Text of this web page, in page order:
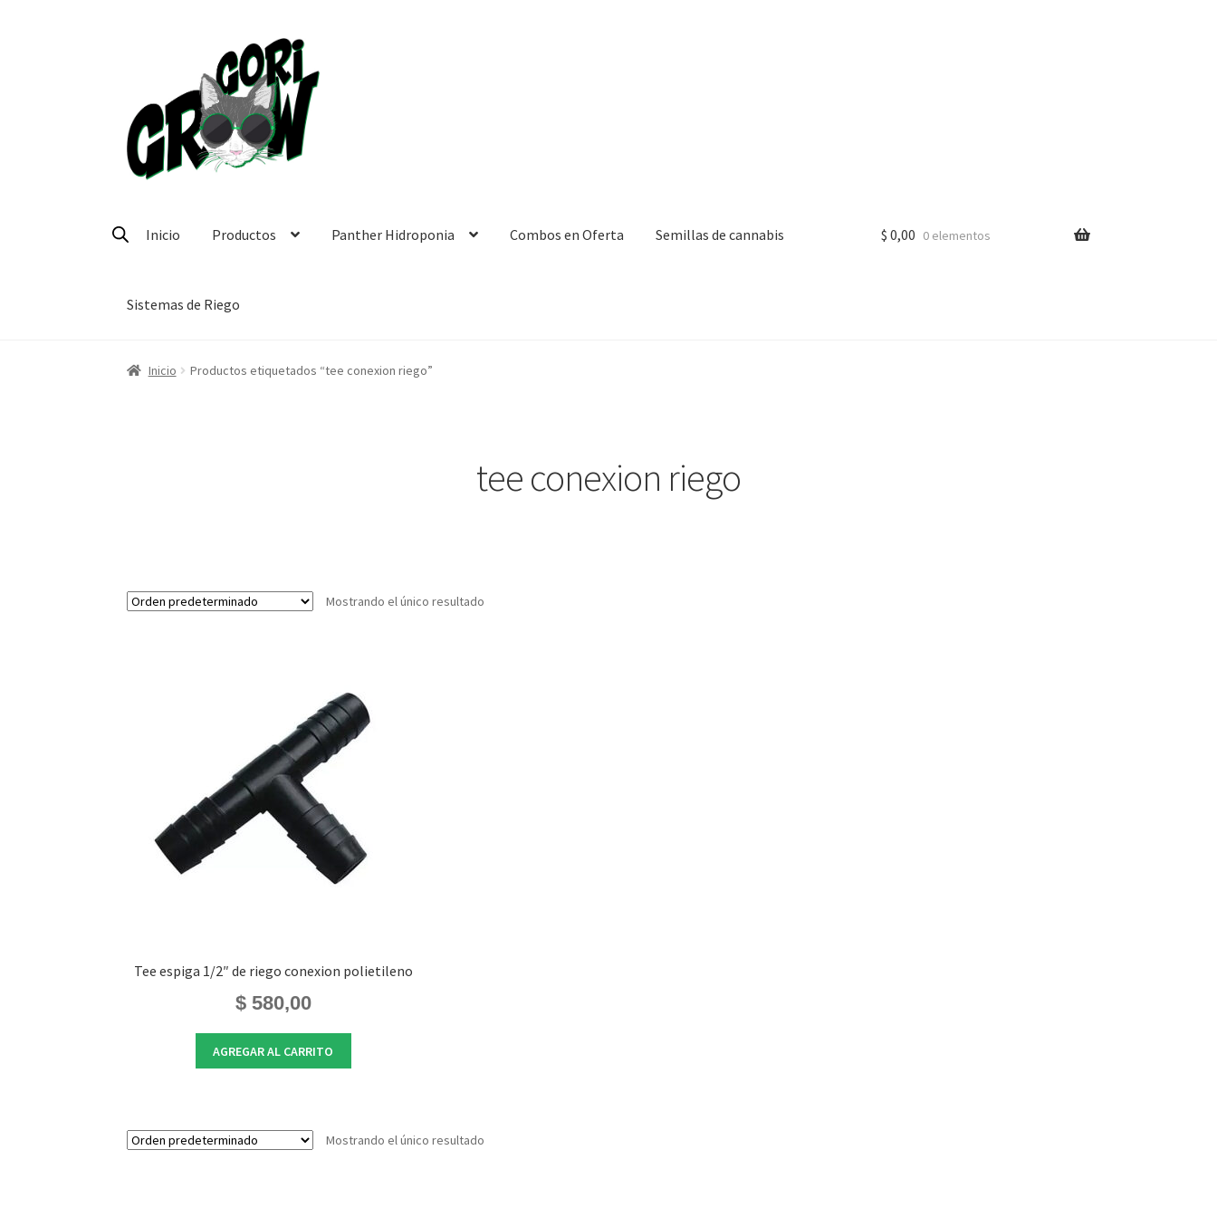
navegación
página
Inicio Productos Panther Hidroponia Combos en Oferta Semillas de cannabis
Sistemas de Riego
$ 0,00 0 elementos
Inicio Productos etiquetados “tee conexion riego”
tee conexion riego
Mostrando el único resultado
Tee espiga 1/2″ de riego conexion polietileno
$580,00
AGREGAR AL CARRITO
Mostrando el único resultado